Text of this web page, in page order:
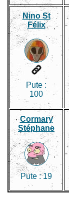
Nino St
Félix
Pute :
100
Cormary
Stéphane
Pute :19